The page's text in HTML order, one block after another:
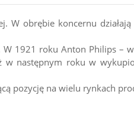
obrębie koncernu
1921 roku Anton Philips –
następnym roku w
pozycję na wielu rynkach